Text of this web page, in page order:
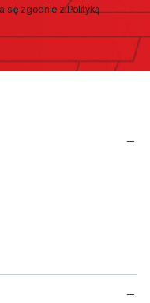
się zgodnie z Polityką